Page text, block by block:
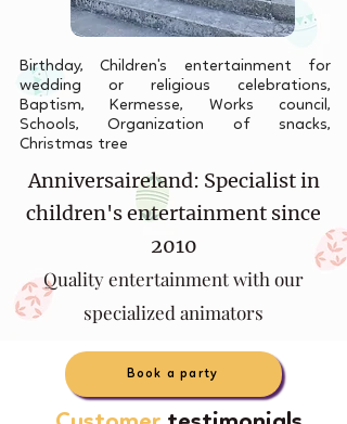
Birthday, Children's entertainment for
wedding or religious celebrations,
Baptism, Kermesse, Works council,
Schools, Organization of snacks,
Christmas tree
Anniversaireland: Specialist in
children's entertainment since
2010
Quality entertainment with our
specialized animators
Book a party